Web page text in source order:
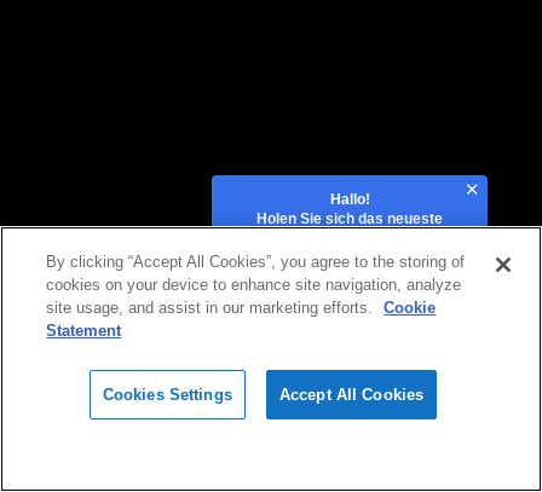
Hallo!
Holen Sie sich das neueste
By clicking “Accept All Cookies”, you agree to the storing of
cookies on your device to enhance site navigation, analyze
site usage, and assist in our marketing efforts.
Cookie
Statement
Cookies Settings Accept All Cookies